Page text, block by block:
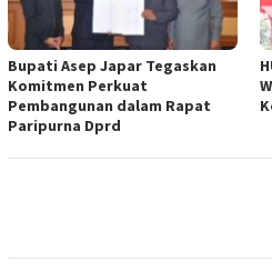
Bupati Asep Japar Tegaskan
Komitmen Perkuat
Pembangunan dalam Rapat
Paripurna Dprd